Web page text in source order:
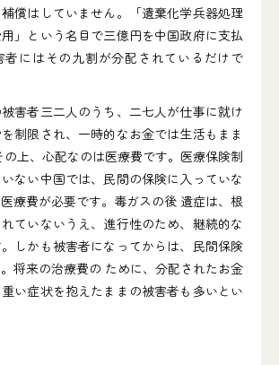
償はしていません。「遺棄化学兵器処理
」という名目で三億円を中国政府に支払
者にはその九割が分配されているだけで
害者三二人のうち、二七人が仕事に就け
制限され、一時的なお金では生活もまま
上、心配なのは医療費です。医療保険制
ない中国では、民間の保険に入っていな
療費が必要です。毒ガスの後 遺症は、根
ていないうえ、進行性のため、継続的な
しかも被害者になってからは、民間保険
将来の治療費の ために、分配されたお金
い症状を抱えたままの被害者も多いとい